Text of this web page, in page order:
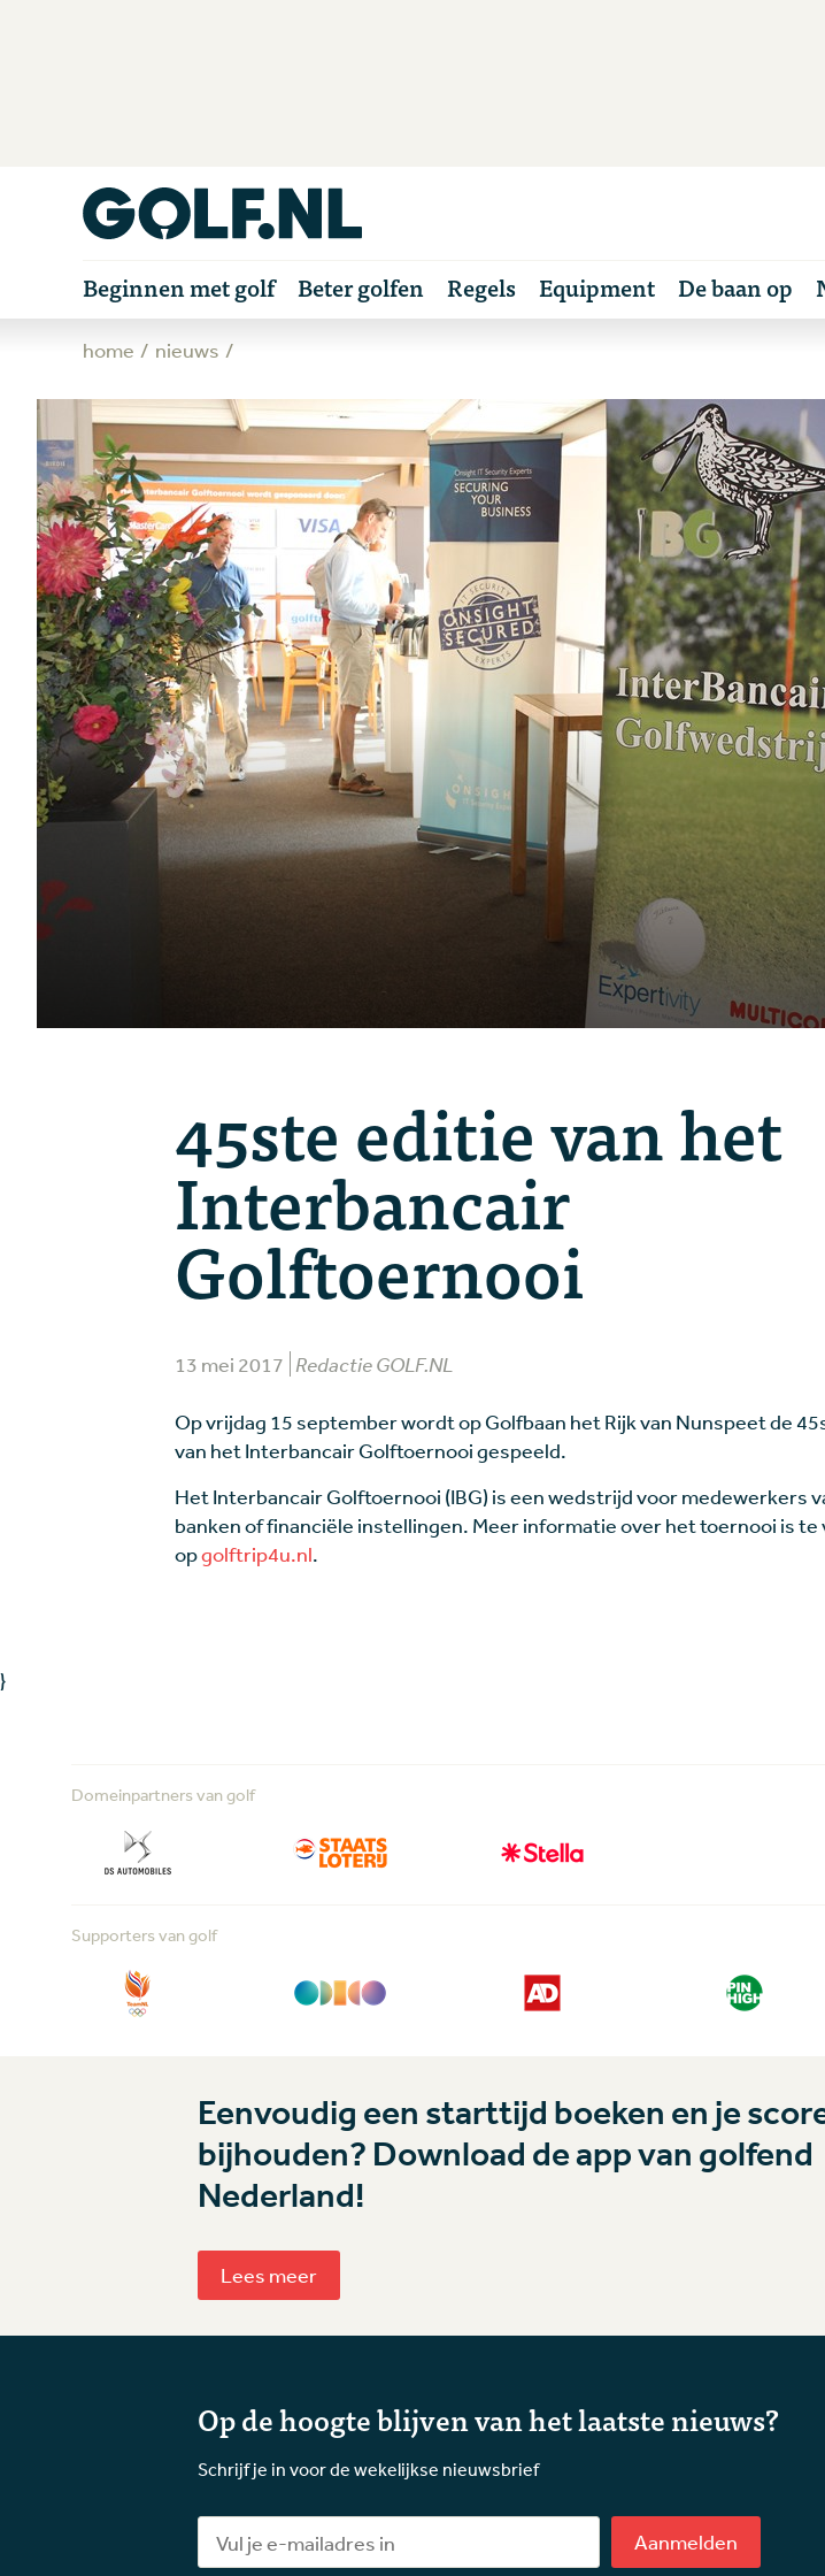
Beginnen met golf Beter golfen Regels Equipment De baan op
home nieuws
45ste editie van het
Interbancair
Golftoernooi
13 mei 2017 Redactie GOLF.NL
Op vrijdag 15 september wordt op Golfbaan het Rijk van Nunspeet de
van het Interbancair Golftoernooi gespeeld.
Het Interbancair Golftoernooi (IBG) is een wedstrijd voor medewerkers
banken of financiële instellingen. Meer informatie over het toernooi is te
opgolftrip4u.nl.
}
Domeinpartners van golf
Supporters van golf
Eenvoudig een starttijd boeken en je
bijhouden? Download de app van golfend
Nederland!
Lees meer
Op de hoogte blijven van het laatste nieuws?
Schrijf je in voor de wekelijkse nieuwsbrief
Aanmelden